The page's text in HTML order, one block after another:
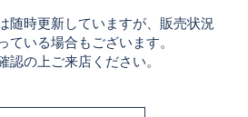
随時更新していますが、販売状況
ている場合もございます。
認の上ご来店ください。